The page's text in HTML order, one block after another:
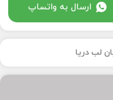
ارسال به واتساپ
لب دریا